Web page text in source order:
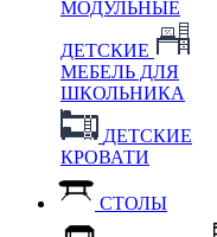
МОДУЛЬНЫЕ
ДЕТСКИЕ
МЕБЕЛЬ ДЛЯ
ШКОЛЬНИКА
ДЕТСКИЕ
КРОВАТИ
СТОЛЫ